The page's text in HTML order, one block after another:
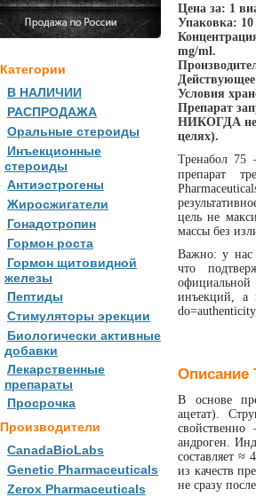
Цена за: 1
Упаковка:
mg/ml.
Условия
Препарат
НИКОГДА не
целях).
Тренабол 75
препарат
цель не
массы без
Важно: у нас
что
инъекций, а
Описание
В основе
ацетат).
андроген.
составляет ≈
из качеств
не сразу
Категории
В НАЛИЧИИ
РАСПРОДАЖА
Оральные стероиды
Инъекционные
стероиды
Антиэстрогены
Жиросжигатели
Гонадотропин
Гормон роста
Гормон щитовидной
железы
Пептиды
Стимуляторы эрекции
Биологически активные
добавки
Лекарственные
препараты
Просрочка
Производители
CanadaBioLabs
Genetic Pharmaceuticals
Zerox Pharmaceuticals